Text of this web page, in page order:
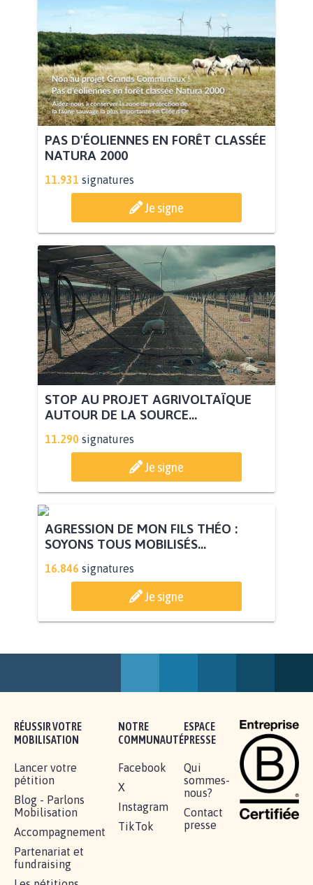
PAS D'ÉOLIENNES EN FORÊT CLASSÉE
NATURA 2000
11.931 signatures
Je signe
STOP AU PROJET AGRIVOLTAÏQUE
AUTOUR DE LA SOURCE...
11.290 signatures
Je signe
AGRESSION DE MON FILS THÉO :
Je signe
RÉUSSIR VOTRE
MOBILISATION